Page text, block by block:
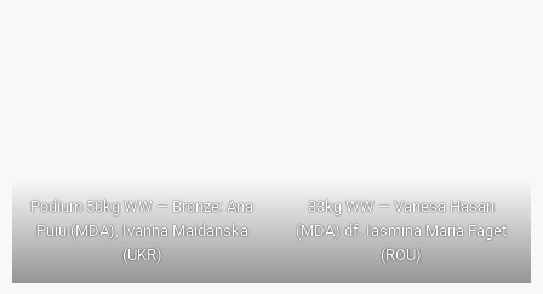
Podium 50kg WW — Bronze: Ana
Puiu (MDA), Ivanna Maidanska
(UKR)
33kg WW — Vanesa Hasan
(MDA) df. Iasmina Maria Faget
(ROU)